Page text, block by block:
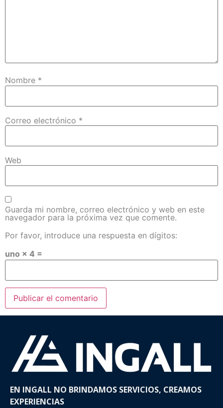
Nombre *
Correo electrónico *
Web
Guarda mi nombre, correo electrónico y web en este
navegador para la próxima vez que comente.
Por favor, introduce una respuesta en dígitos:
uno × 4 =
EN INGALL NO BRINDAMOS SERVICIOS, CREAMOS
EXPERIENCIAS